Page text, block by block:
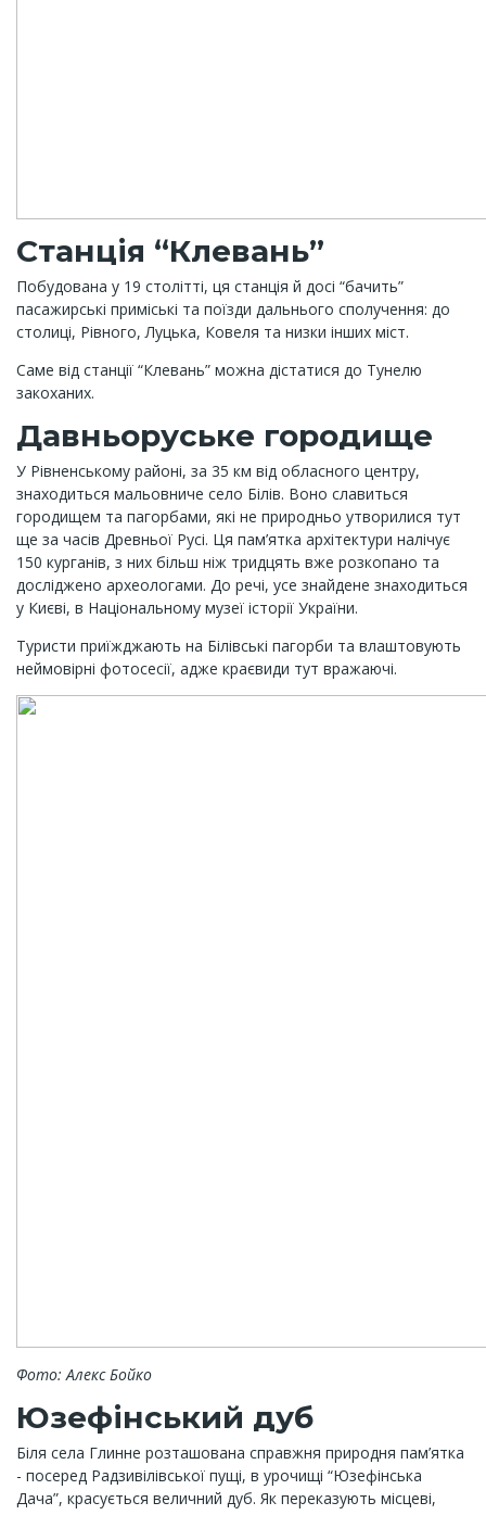
Станція “Клевань”
Побудована у 19 столітті, ця станція й досі “бачить”
пасажирські приміські та поїзди дальнього сполучення: до
столиці, Рівного, Луцька, Ковеля та низки інших міст.
Саме від станції “Клевань” можна дістатися до Тунелю
закоханих.
Давньоруське городище
У Рівненському районі, за 35 км від обласного центру,
знаходиться мальовниче село Білів. Воно славиться
городищем та пагорбами, які не природньо утворилися тут
ще за часів Древньої Русі. Ця пам’ятка архітектури налічує
150 курганів, з них більш ніж тридцять вже розкопано та
досліджено археологами. До речі, усе знайдене знаходиться
у Києві, в Національному музеї історії України.
Туристи приїжджають на Білівські пагорби та влаштовують
неймовірні фотосесії, адже краєвиди тут вражаючі.
Фото: Алекс Бойко
Юзефінський дуб
Біля села Глинне розташована справжня природня пам’ятка
- посеред Радзивілівської пущі, в урочищі “Юзефінська
Дача”, красується величний дуб. Як переказують місцеві,